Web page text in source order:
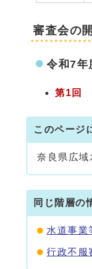
審査会の
令和7年
第1回
このページ
奈良県広
同じ階層の
水道事業
行政不服